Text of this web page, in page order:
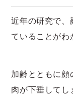
近年の研究で、
ていることがわ
加齢とともに
肉が下垂してし